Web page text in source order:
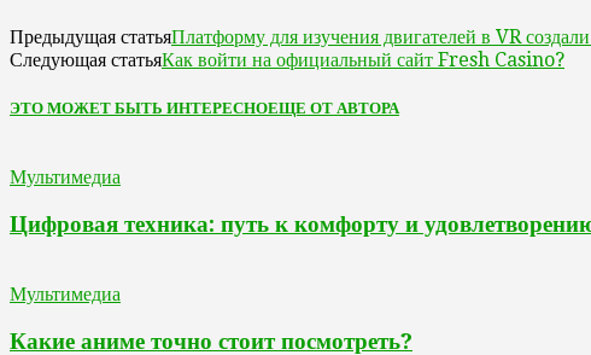
Предыдущая статьяПлатформу для изучения двигателей в VR
Следующая статьяКак войти на официальный сайт Fresh Casino?
ЭТО МОЖЕТ БЫТЬ ИНТЕРЕСНОЕЩЕ ОТ АВТОРА
Мультимедиа
Цифровая техника: путь к комфорту и
Мультимедиа
Какие аниме точно стоит посмотреть?